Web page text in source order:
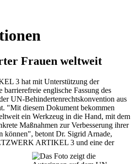
Frauen weltweit
3 hat mit Unterstützung der
barrierefreie englische Fassung des
UN-Behindertenrechtskonvention aus
"Mit diesem Dokument bekommen
ein Werkzeug in die Hand, mit dem
Maßnahmen zur Verbesserung ihrer
können", betont Dr. Sigrid Arnade,
ARTIKEL 3 und eine der